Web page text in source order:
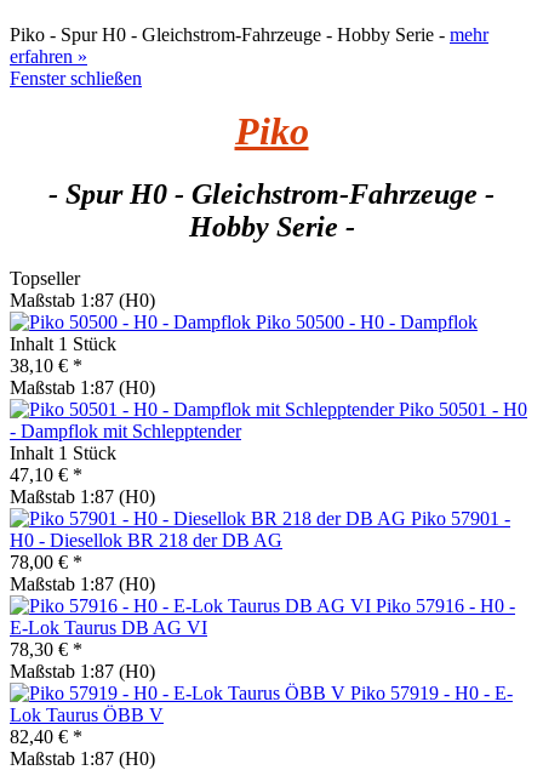
Piko - Spur H0 - Gleichstrom-Fahrzeuge - Hobby Serie - mehr
erfahren »
Fenster schließen
Piko
- Spur H0 - Gleichstrom-Fahrzeuge -
Hobby Serie -
Topseller
Maßstab 1:87 (H0)
Piko 50500 - H0 - Dampflok
Inhalt 1 Stück
38,10 € *
Maßstab 1:87 (H0)
Piko 50501 - H0
- Dampflok mit Schlepptender
Inhalt 1 Stück
47,10 € *
Maßstab 1:87 (H0)
Piko 57901 -
H0 - Diesellok BR 218 der DB AG
78,00 € *
Maßstab 1:87 (H0)
Piko 57916 - H0 -
E-Lok Taurus DB AG VI
78,30 € *
Maßstab 1:87 (H0)
Piko 57919 - H0 - E-
Lok Taurus ÖBB V
82,40 € *
Maßstab 1:87 (H0)